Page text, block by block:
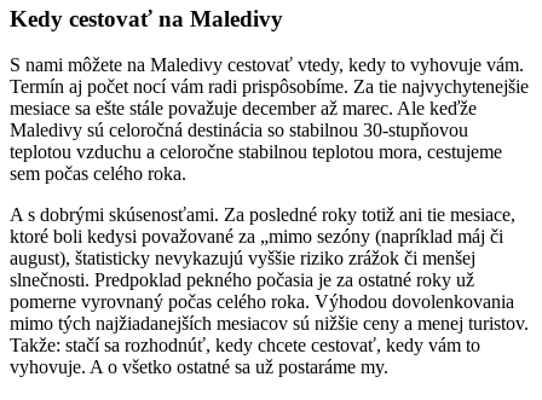
Kedy cestovať na Maledivy
S nami môžete na Maledivy cestovať vtedy, kedy to vyhovuje vám.
Termín aj počet nocí vám radi prispôsobíme. Za tie najvychytenejšie
mesiace sa ešte stále považuje december až marec. Ale keďže
Maledivy sú celoročná destinácia so stabilnou 30-stupňovou
teplotou vzduchu a celoročne stabilnou teplotou mora, cestujeme
sem počas celého roka.
A s dobrými skúsenosťami. Za posledné roky totiž ani tie mesiace,
ktoré boli kedysi považované za „mimo sezóny (napríklad máj či
august), štatisticky nevykazujú vyššie riziko zrážok či menšej
slnečnosti. Predpoklad pekného počasia je za ostatné roky už
pomerne vyrovnaný počas celého roka. Výhodou dovolenkovania
mimo tých najžiadanejších mesiacov sú nižšie ceny a menej turistov.
Takže: stačí sa rozhodnúť, kedy chcete cestovať, kedy vám to
vyhovuje. A o všetko ostatné sa už postaráme my.